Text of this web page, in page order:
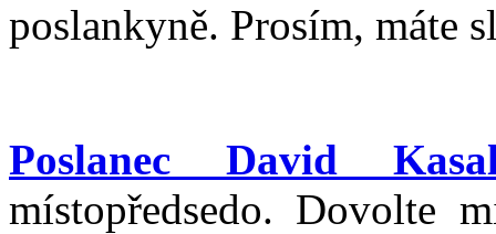
poslankyně. Prosím, máte
Poslanec David
místopředsedo. Dovolte